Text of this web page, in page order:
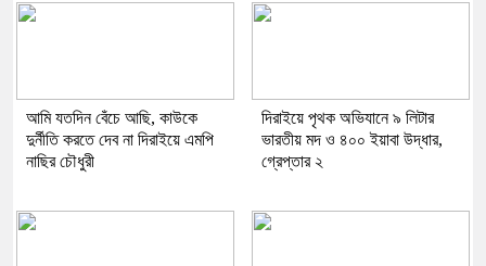
আমি যতদিন বেঁচে আছি, কাউকে
দুর্নীতি করতে দেব না দিরাইয়ে এমপি
নাছির চৌধুরী
দিরাইয়ে পৃথক অভিযানে ৯ লিটার
ভারতীয় মদ ও ৪০০ ইয়াবা উদ্ধার,
গ্রেপ্তার ২